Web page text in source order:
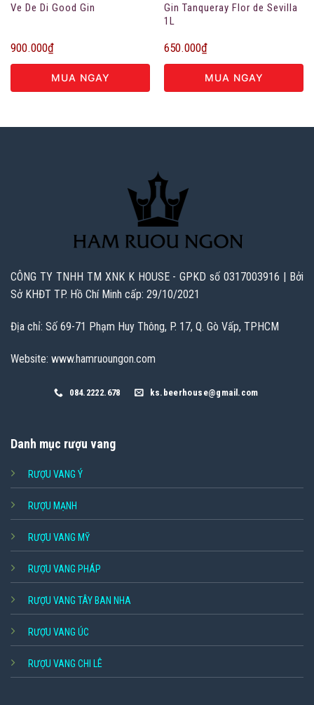
Ve De Di Good Gin
900.000₫
MUA NGAY
Gin Tanqueray Flor de Sevilla
1L
650.000₫
MUA NGAY
CÔNG TY TNHH TM XNK K HOUSE - GPKD số 0317003916 | Bởi
Sở KHĐT TP. Hồ Chí Minh cấp: 29/10/2021
Địa chỉ: Số 69-71 Phạm Huy Thông, P. 17, Q. Gò Vấp, TPHCM
Website: www.hamruoungon.com
084.2222.678 ks.beerhouse@gmail.com
Danh mục rượu vang
RƯỢU VANG Ý
RƯỢU MẠNH
RƯỢU VANG MỸ
RƯỢU VANG PHÁP
RƯỢU VANG TÂY BAN NHA
RƯỢU VANG ÚC
RƯỢU VANG CHI LÊ